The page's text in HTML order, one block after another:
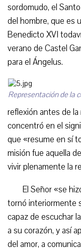
sordomudo, el
del hombre, que es
Benedicto XVI
verano de Castel
para el Ángelus.
Representación de la
reflexión antes de la
concentró en el
que «resume en sí
misión fue aquella
vivir plenamente la
El Señor «se
tornó interiormente
capaz de escuchar
a su corazón, y así
del amor, a